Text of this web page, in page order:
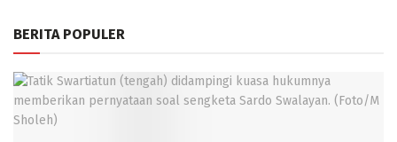
BERITA POPULER